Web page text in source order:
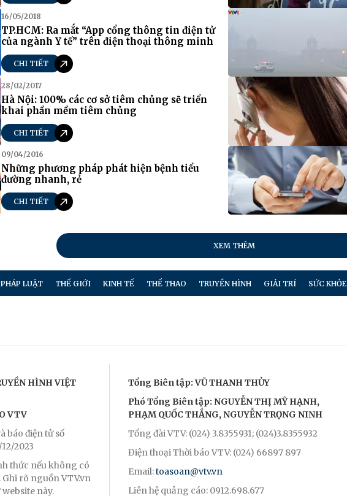
16/05/2018
TP.HCM: Ra mắt “App cổng thông tin điện tử
của ngành Y tế” trên điện thoại thông minh
CHI TIẾT
28/02/2017
Hà Nội: 100% các cơ sở tiêm chủng sẽ triển
khai phần mềm tiêm chủng
CHI TIẾT
09/04/2016
Những phương pháp phát hiện bệnh tiểu
đường nhanh, rẻ
CHI TIẾT
XEM THÊM
PHÁP LUẬT THẾ GIỚI KINH TẾ THỂ THAO TRUYỀN HÌNH GIẢI TRÍ SỨC KHỎE
HÌNH VIỆT
VTV
báo điện tử số
2023
thức nếu không có
rõ nguồn VTV.vn
này.
Tổng Biên tập: VŨ THANH THỦY
Phó Tổng Biên tập: NGUYỄN THỊ MỸ HẠNH,
PHẠM QUỐC THẮNG, NGUYỄN TRỌNG NINH
Tổng đài VTV: (024) 3.8355931; (024)3.8355932
Điện thoại Thời báo VTV: (024) 66897 897
Email:toasoan@vtv.vn
Liên hệ quảng cáo: 0912.698.677